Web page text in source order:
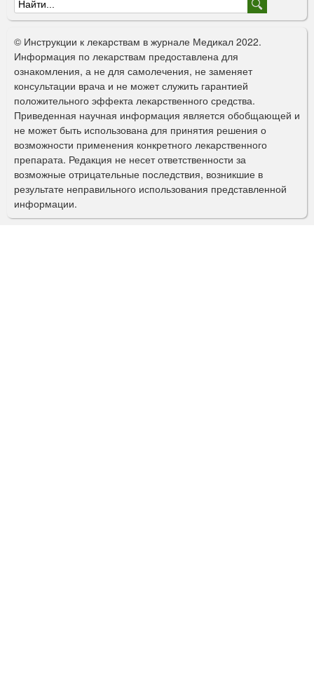
Ф
о
р
м
а
п
о
и
с
к
© Инструкции к лекарствам в журнале Медикал 2022.
Информация по лекарствам предоставлена для
ознакомления, а не для самолечения, не заменяет
консультации врача и не может служить гарантией
положительного эффекта лекарственного средства.
Приведенная научная информация является обобщающей и
не может быть использована для принятия решения о
возможности применения конкретного лекарственного
препарата. Редакция не несет ответственности за
возможные отрицательные последствия, возникшие в
результате неправильного использования представленной
информации.